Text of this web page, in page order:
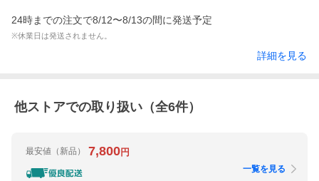
24時までの注文で8/12〜8/13の間に発送予定
※休業日は発送されません。
詳細を見る
他ストアでの取り扱い（全6件）
最安値 （新品） 7,800円
一覧を見る